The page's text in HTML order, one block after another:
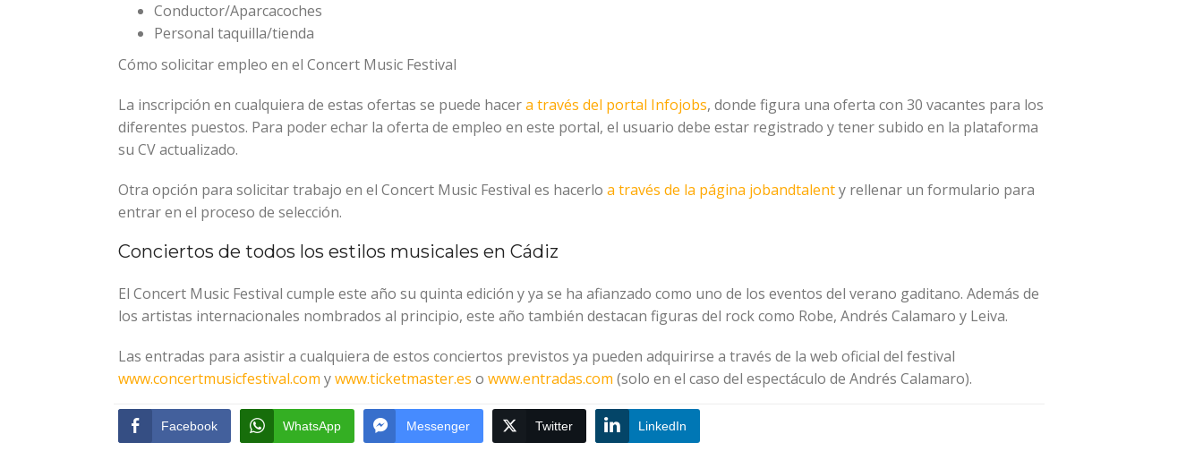
Conductor/Aparcacoches
Personal taquilla/tienda
Cómo solicitar empleo en el Concert Music Festival
La inscripción en cualquiera de estas ofertas se puede hacera través del portal Infojobs, donde figura una oferta con 30 vacantes para los
diferentes puestos. Para poder echar la oferta de empleo en este portal, el usuario debe estar registrado y tener subido en la plataforma
su CV actualizado.
Otra opción para solicitar trabajo en el Concert Music Festival es hacerlo a través de la página jobandtalenty rellenar un formulario para
entrar en el proceso de selección.
Conciertos de todos los estilos musicales en Cádiz
El Concert Music Festival cumple este año su quinta edición y ya se ha afianzado como uno de los eventos del verano gaditano. Además de
los artistas internacionales nombrados al principio, este año también destacan figuras del rock como Robe, Andrés Calamaro y Leiva.
Las entradas para asistir a cualquiera de estos conciertos previstos ya pueden adquirirse a través de la web oficial del festival
www.concertmusicfestival.com ywww.ticketmaster.es o www.entradas.com (solo en el caso del espectáculo de Andrés Calamaro).
Facebook WhatsApp Messenger Twitter LinkedIn